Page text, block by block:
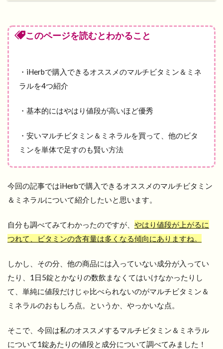
このページを読むとわかること
・iHerbで購入できるオススメのマルチビタミン＆ミネ
ラルを4つ紹介
・基本的にはやはり値段が高いほど優秀
・安いマルチビタミン＆ミネラルを買って、他のビタ
ミンを単体で足すのも賢い方法
今回の記事ではiHerbで購入できるオススメのマルチビタミン
＆ミネラルについて紹介したいと思います。
自分も調べてみてわかったのですが、 やはり値段が上がるに
つれて、ビタミンの含有量は多くなる傾向にありますね。
しかし、その分、他の商品には入っていない成分が入ってい
たり、1日5錠とかなりの数飲まなくてはいけなかったりし
て、単純に値段だけじゃ比べられないのがマルチビタミン＆
ミネラルのおもしろ点。というか、やっかいな点。
そこで、今回は私のオススメするマルチビタミン＆ミネラル
について1錠あたりの値段と成分について調べてみました！